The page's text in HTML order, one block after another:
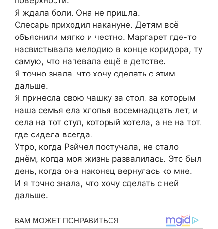
Я ждала боли. Она не пришла.
Слесарь приходил накануне. Детям всё
объяснили мягко и честно. Маргарет где-то
насвистывала мелодию в конце коридора, ту
самую, что напевала ещё в детстве.
Я точно знала, что хочу сделать с этим
дальше.
Я принесла свою чашку за стол, за которым
наша семья ела хлопья восемнадцать лет, и
села на тот стул, который хотела, а не на тот,
где сидела всегда.
Утро, когда Рэйчел постучала, не стало
днём, когда моя жизнь развалилась. Это был
день, когда она наконец вернулась ко мне.
И я точно знала, что хочу сделать с ней
дальше.